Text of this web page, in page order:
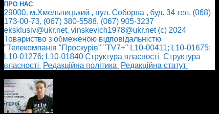
ПРО НАС
29000, м.Хмельницький , вул. Соборна , буд. 34 тел. (068)
173-00-73, (067) 380-5588, (067) 905-3237
eksklusiv@ukr.net, vinskevich1978@ukr.net (с) 2024
Товариство з обмеженою відповідальністю
"Телекомпанія "Проскурів" "TV7+" L10-00411; L10-01675;
L10-01276; L10-01840 Cтруктура власності Cтруктура
власності
Редакційна політика
Редакційна статут